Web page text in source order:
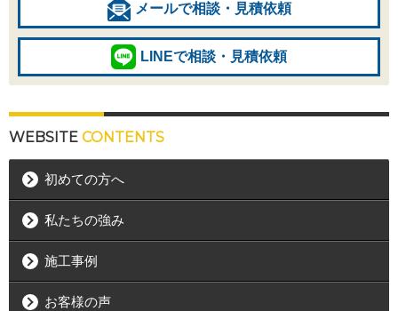
メールで相談・見積依頼
LINEで相談・見積依頼
WEBSITE CONTENTS
初めての方へ
私たちの強み
施工事例
お客様の声